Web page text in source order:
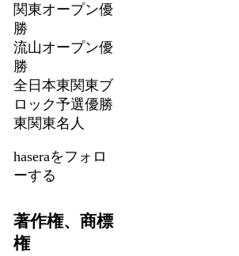
関東オープン優
勝
流山オープン優
勝
全日本東関東ブ
ロック予選優勝
東関東名人
haseraをフォロ
ーする
著作権、商標
権